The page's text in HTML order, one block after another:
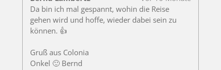
Da bin ich mal gespannt, wohin die Reise
gehen wird und hoffe, wieder dabei sein zu
können. 👍
Gruß aus Colonia
Onkel 🙂 Bernd